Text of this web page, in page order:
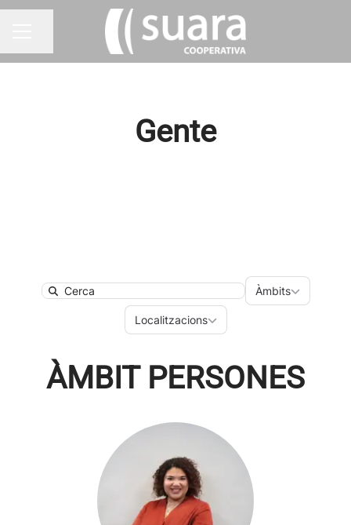
MENÚ BORSA DE TREBALL
Compartir pàgina
Gente
Search
Àmbits
Àmbits
Localitzacions
Localitzacions
ÀMBIT PERSONES